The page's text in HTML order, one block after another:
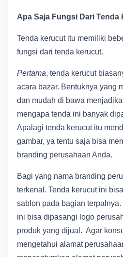
Apa Saja Fungsi Dari Tenda
Tenda kerucut itu memiliki
fungsi dari tenda kerucut.
Pertama, tenda kerucut
acara bazar. Bentuknya yang
dan mudah di bawa
mengapa tenda ini banyak
Apalagi tenda kerucut itu
gambar, ya tentu saja bisa
branding perusahaan Anda.
Bagi yang nama branding
terkenal. Tenda kerucut ini
sablon pada bagian
ini bisa dipasangi logo
produk yang dijual. Agar
mengetahui alamat